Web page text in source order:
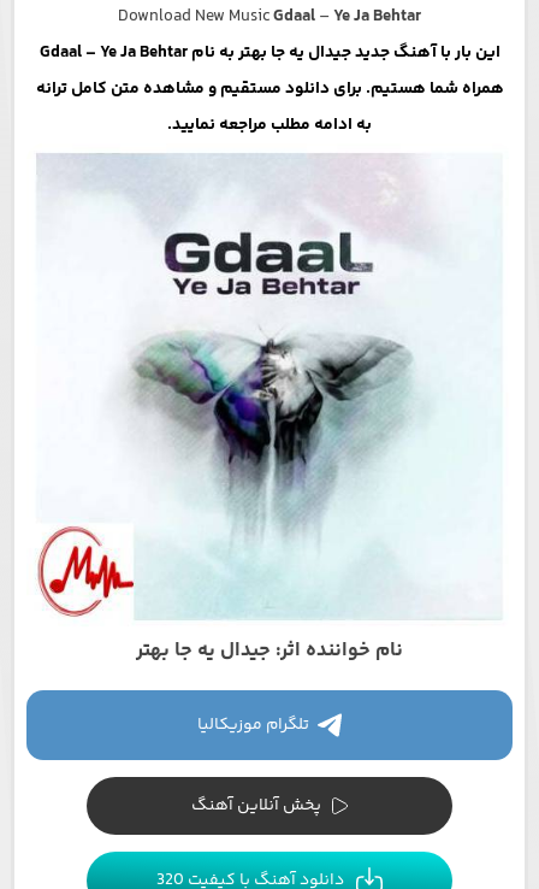
Download New MusicGdaal–Ye Ja Behtar
این بار با آهنگ جدید جیدال یه جا بهتر به نام Gdaal – Ye Ja Behtar
همراه شما هستیم. برای دانلود مستقیم و مشاهده متن کامل ترانه
به ادامه مطلب مراجعه نمایید.
نام خواننده اثر: جیدال یه جا بهتر
تلگرام موزیکالیا
پخش آنلاین آهنگ
دانلود آهنگ با کیفیت 320